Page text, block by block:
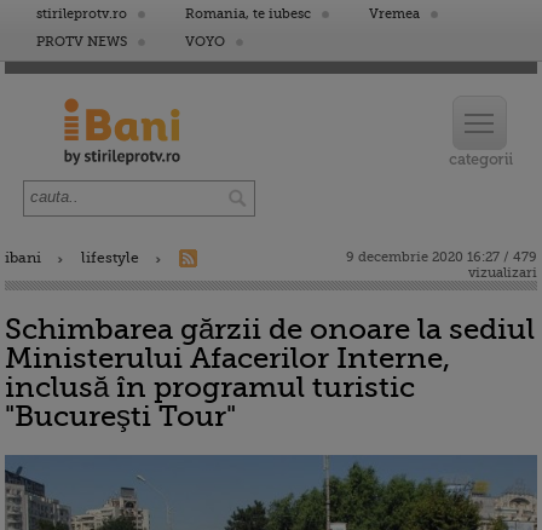
stirileprotv.ro Romania, te iubesc
Vremea
PROTV NEWS
VOYO
ibani lifestyle
9 decembrie 2020 16:27 / 479
vizualizari
Schimbarea gărzii de onoare la sediul
Ministerului Afacerilor Interne,
inclusă în programul turistic
"Bucureşti Tour"